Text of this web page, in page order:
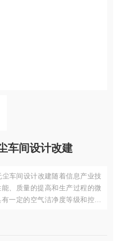
车间设计改建
车间设计改建随着信息产业技
、质量的提高和生产过程的微
一定的空气洁净度等级和控制